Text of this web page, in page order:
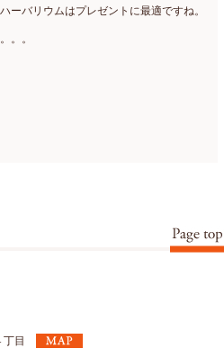
ーバリウムはプレゼントに最適ですね。
。。
丁目